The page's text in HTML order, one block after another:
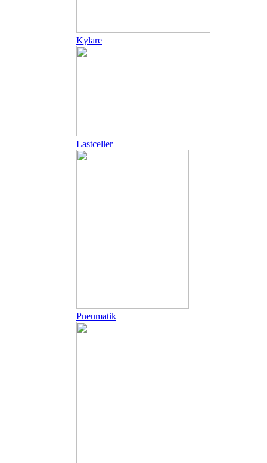
Kylare
Lastceller
Pneumatik